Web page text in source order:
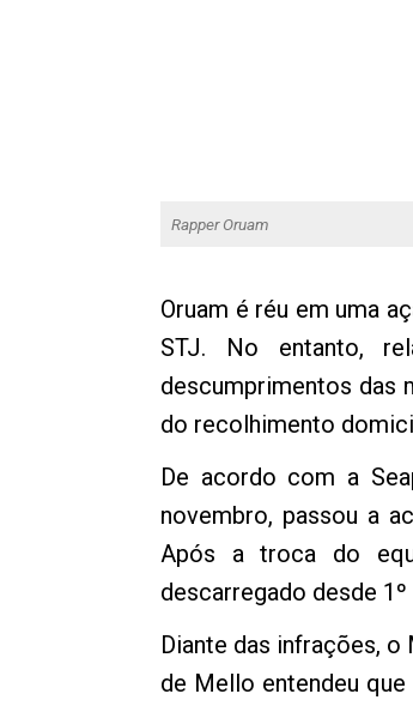
Rapper Oruam
Oruam é réu em uma
STJ. No entanto,
descumprimentos das
do recolhimento
De acordo com a
novembro, passou a
Após a troca do
descarregado desde
Diante das infrações,
de Mello entendeu